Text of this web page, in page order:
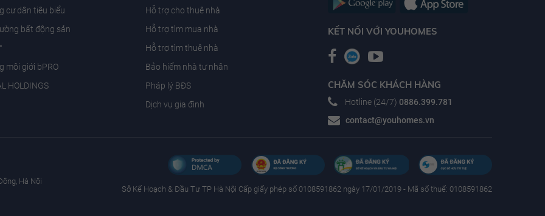
cư dân tiêu biểu
bất động sản
môi giới bPRO
HOLDINGS
Hỗ trợ cho thuê nhà
Hỗ trợ tìm mua nhà
Hỗ trợ tìm thuê nhà
Bảo hiểm nhà tư nhân
Pháp lý BĐS
Dịch vụ gia đình
KẾT NỐI VỚI YOUHOMES
CHĂM SÓC KHÁCH HÀNG
Hotline (24/7) 0886.399.781
contact@youhomes.vn
Hà Nội
Sở Kế Hoạch & Ðầu Tư TP Hà Nội Cấp giấy phép số 0108591862 ngày 17/01/2019 - Mã số thuế: 0108591862